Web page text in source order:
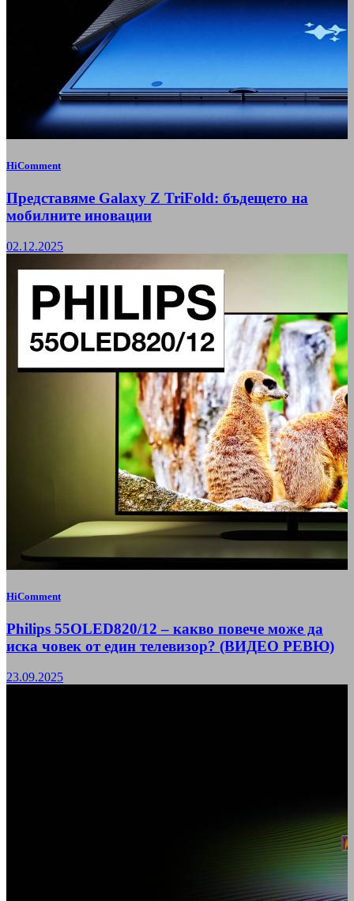
HiComment
Представяме Galaxy Z TriFold: бъдещето на
мобилните иновации
02.12.2025
HiComment
Philips 55OLED820/12 – какво повече може да
иска човек от един телевизор? (ВИДЕО РЕВЮ)
23.09.2025